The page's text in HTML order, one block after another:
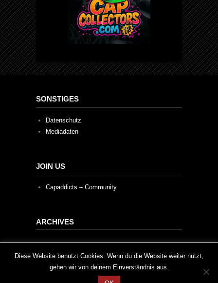
SONSTIGES
Datenschutz
Mediadaten
JOIN US
Capaddicts – Community
ARCHIVES
Archives
This website uses cookies to improve your experience. We'll
assume you're ok with this, but you can opt-out if you wish.
Diese Website benutzt Cookies. Wenn du die Website weiter nutzt,
gehen wir von deinem Einverständnis aus.